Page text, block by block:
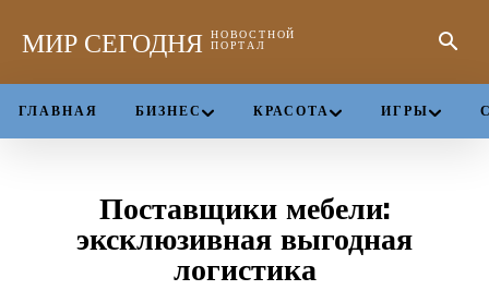
МИР СЕГОДНЯ НОВОСТНОЙ
ПОРТАЛ
ГЛАВНАЯ БИЗНЕС КРАСОТА ИГРЫ
Поставщики мебели:
эксклюзивная выгодная
логистика